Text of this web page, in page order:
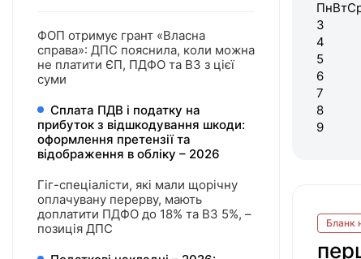
ПнВт
3
4
5
6
7
8
9
Бланк
ФОП отримує грант «Власна
справа»: ДПС пояснила, коли можна
не платити ЄП, ПДФО та ВЗ з цієї
суми
Сплата ПДВ і податку на
прибуток з відшкодування шкоди:
оформлення претензії та
відображення в обліку – 2026
Гіг-спеціалісти, які мали щорічну
оплачувану перерву, мають
доплатити ПДФО до 18% та ВЗ 5%, –
позиція ДПС